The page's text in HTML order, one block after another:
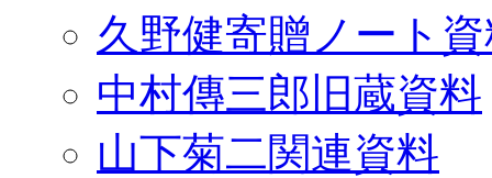
久野健寄贈ノート
中村傳三郎旧蔵資料
山下菊二関連資料